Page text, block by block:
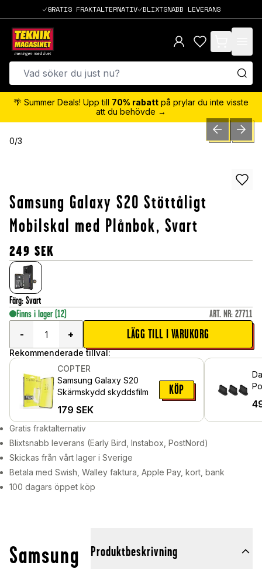
GRATIS FRAKTALTERNATIV BLIXTSNABB LEVERANS
items in cart,
🌴 Summer Deals! Upp till 70% rabatt på prylar du inte visste
att du behövde →
0/3 PREVIOUSNEXT
Samsung Galaxy S20 Stöttåligt
Mobilskal med Plånbok, Svart
249 SEK
Färg: Svart
Finns i lager (12) ART. NR: 27711
-
+ LÄGG TILL I VARUKORG
Rekommenderade tillval:
COPTER
Samsung Galaxy S20
Skärmskydd skyddsfilm
179 SEK
KÖP
Gratis fraktalternativ
Blixtsnabb leverans (Early Bird, Instabox, PostNord)
Skickas från vårt lager i Sverige
Betala med Swish, Walley faktura, Apple Pay, kort, bank
100 dagars öppet köp
Samsung
Produktbeskrivning